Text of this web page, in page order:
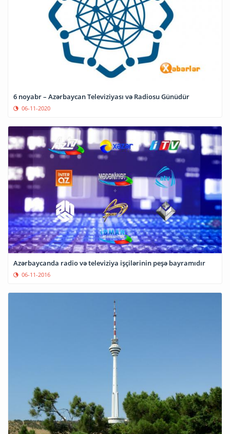
6 noyabr – Azərbaycan Televiziyası və Radiosu Günüdür
06-11-2020
Azərbaycanda radio və televiziya işçilərinin peşə bayramıdır
06-11-2016